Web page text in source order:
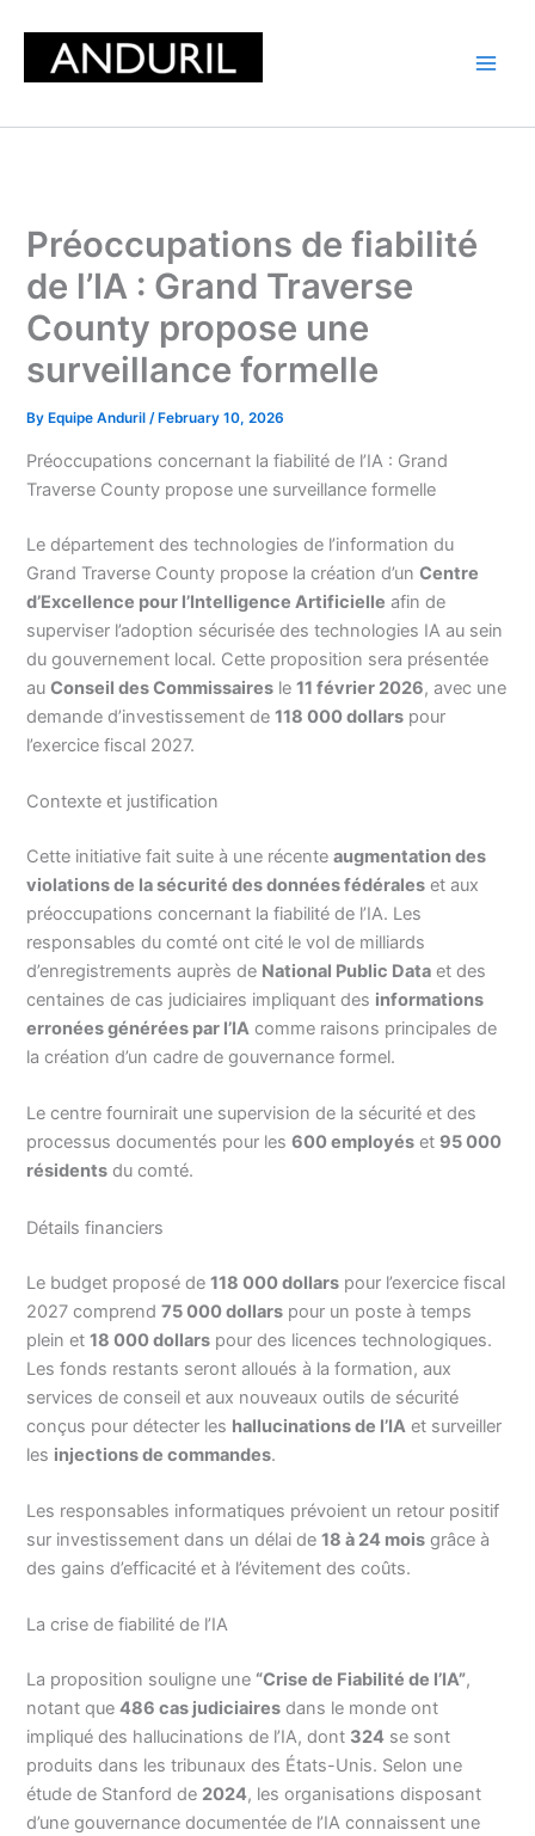
content
Préoccupations de fiabilité
de l’IA : Grand Traverse
County propose une
surveillance formelle
By Equipe Anduril/ February 10, 2026
Préoccupations concernant la fiabilité de l’IA : Grand
Traverse County propose une surveillance formelle
Le département des technologies de l’information du
Grand Traverse County propose la création d’unCentre
d’Excellence pour l’Intelligence Artificielle afin de
superviser l’adoption sécurisée des technologies IA au sein
du gouvernement local. Cette proposition sera présentée
auConseil des Commissaires le11 février 2026, avec une
demande d’investissement de118 000 dollars pour
l’exercice fiscal 2027.
Contexte et justification
Cette initiative fait suite à une récenteaugmentation des
violations de la sécurité des données fédérales et aux
préoccupations concernant la fiabilité de l’IA. Les
responsables du comté ont cité le vol de milliards
d’enregistrements auprès de National Public Data et des
centaines de cas judiciaires impliquant des informations
erronées générées par l’IA comme raisons principales de
la création d’un cadre de gouvernance formel.
Le centre fournirait une supervision de la sécurité et des
processus documentés pour les600 employés et 95 000
résidents du comté.
Détails financiers
Le budget proposé de118 000 dollars pour l’exercice fiscal
2027 comprend75 000 dollars pour un poste à temps
plein et18 000 dollars pour des licences technologiques.
Les fonds restants seront alloués à la formation, aux
services de conseil et aux nouveaux outils de sécurité
conçus pour détecter les hallucinations de l’IA et surveiller
les injections de commandes.
Les responsables informatiques prévoient un retour positif
sur investissement dans un délai de18 à 24 mois grâce à
des gains d’efficacité et à l’évitement des coûts.
La crise de fiabilité de l’IA
La proposition souligne une “Crise de Fiabilité de l’IA”,
notant que486 cas judiciaires dans le monde ont
impliqué des hallucinations de l’IA, dont 324 se sont
produits dans les tribunaux des États-Unis. Selon une
étude de Stanford de 2024, les organisations disposant
d’une gouvernance documentée de l’IA connaissent une